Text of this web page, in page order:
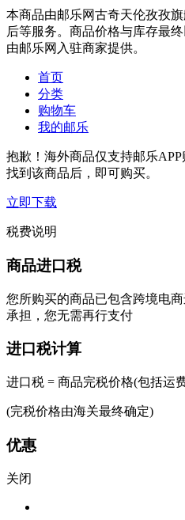
本商品由邮乐网古奇天伦孜孜
后等服务。商品价格与库存最
由邮乐网入驻商家提供。
首页
分类
购物车
我的邮乐
抱歉！海外商品仅支持邮乐
找到该商品后，即可购买。
立即下载
税费说明
商品进口税
您所购买的商品已包含跨境电
承担，您无需再行支付
进口税计算
进口税 = 商品完税价格(包括运
(完税价格由海关最终确定)
优惠
关闭